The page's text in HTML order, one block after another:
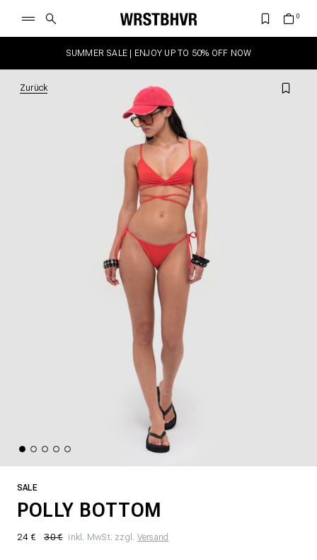
SUMMER SALE | ENJOY UP TO 50% OFF NOW
Zurück
SALE
POLLY BOTTOM
24 € 30 € inkl. MwSt. zzgl. Versand